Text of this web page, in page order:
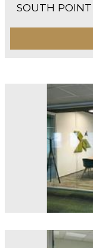
SOUTH POINT